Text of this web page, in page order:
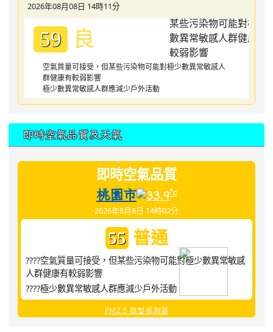
2026年08月08日 14時11分
59 良
空氣質量可接受，但某些污染物可能對極少數異常敏感人
群健康有較弱影響
極少數異常敏感人群應減少戶外活動
即時空氣品質及天氣
即時空氣品質
桃園市 33.9°c
2026年8月8日 14時02分
55 普通
????空氣質量可接受，但某些污染物可能對極少數異常敏感
人群健康有較弱影響
????極少數異常敏感人群應減少戶外活動
PM2.5 微型感測器